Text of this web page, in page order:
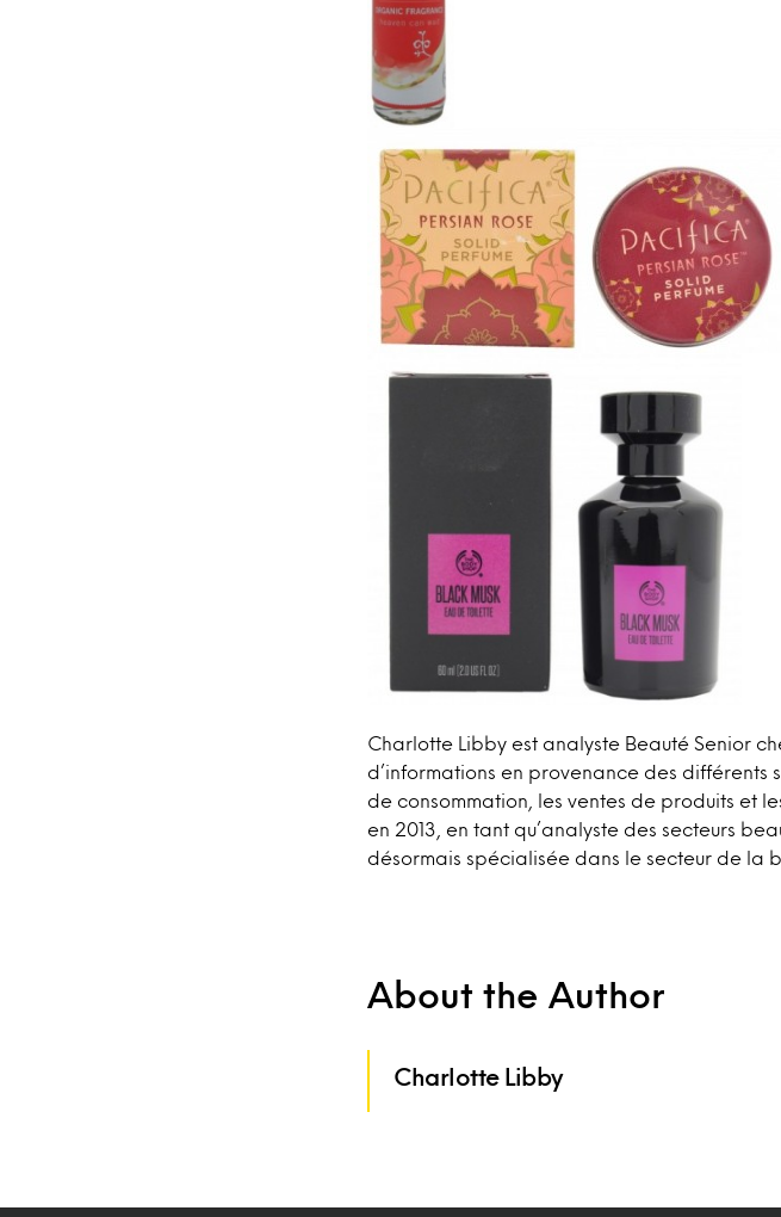
Charlotte Libby est analyste Beauté Senior
d’informations en provenance des différents
de consommation, les ventes de produits et
en 2013, en tant qu’analyste des secteurs
désormais spécialisée dans le secteur de la
About the Author
Charlotte Libby